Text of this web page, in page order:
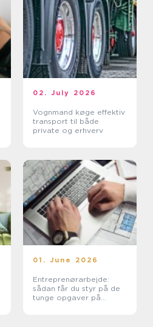
02. July 2026
Vognmand køge effektiv
transport til både
private og erhverv
01. June 2026
Entreprenørarbejde:
sådan får du styr på de
tunge opgaver på